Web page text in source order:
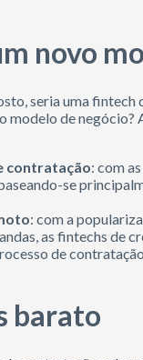
novo
seria uma
modelo de
contratação: com
se
: com a
as fintechs de
de
barato